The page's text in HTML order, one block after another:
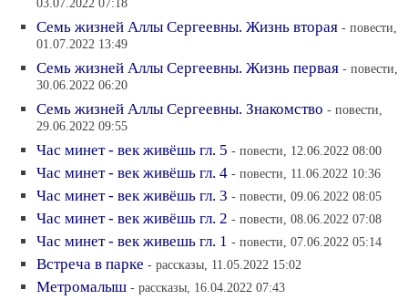
03.07.2022 07:18
Семь жизней Аллы Сергеевны. Жизнь вторая - повести,
01.07.2022 13:49
Семь жизней Аллы Сергеевны. Жизнь первая - повести,
30.06.2022 06:20
Семь жизней Аллы Сергеевны. Знакомство - повести,
29.06.2022 09:55
Час минет - век живёшь гл. 5 - повести, 12.06.2022 08:00
Час минет - век живёшь гл. 4 - повести, 11.06.2022 10:36
Час минет - век живёшь гл. 3 - повести, 09.06.2022 08:05
Час минет - век живёшь гл. 2 - повести, 08.06.2022 07:08
Час минет - век живешь гл. 1 - повести, 07.06.2022 05:14
Встреча в парке - рассказы, 11.05.2022 15:02
Метромалыш - рассказы, 16.04.2022 07:43